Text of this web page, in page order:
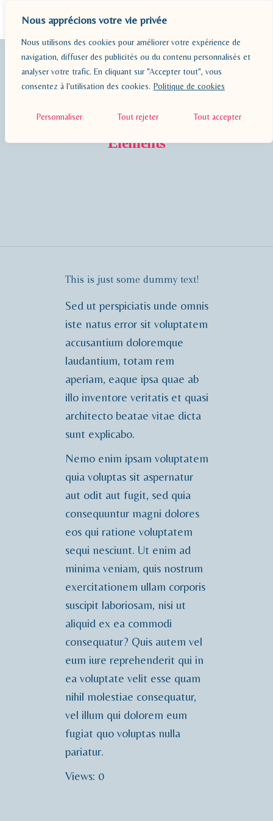
Nous apprécions votre vie privée
Nous utilisons des cookies pour améliorer votre expérience de
navigation, diffuser des publicités ou du contenu personnalisés et
analyser votre trafic. En cliquant sur "Accepter tout", vous
consentez à l'utilisation des cookies. Politique de cookies
Personnaliser Tout rejeter Tout accepter
BLOG
PÉDAGOGIE
A PROPOS
Elements
This is just some dummy text!
Sed ut perspiciatis unde omnis
iste natus error sit voluptatem
accusantium doloremque
laudantium, totam rem
aperiam, eaque ipsa quae ab
illo inventore veritatis et quasi
architecto beatae vitae dicta
sunt explicabo.
Nemo enim ipsam voluptatem
quia voluptas sit aspernatur
aut odit aut fugit, sed quia
consequuntur magni dolores
eos qui ratione voluptatem
sequi nesciunt. Ut enim ad
minima veniam, quis nostrum
exercitationem ullam corporis
suscipit laboriosam, nisi ut
aliquid ex ea commodi
consequatur? Quis autem vel
eum iure reprehenderit qui in
ea voluptate velit esse quam
nihil molestiae consequatur,
vel illum qui dolorem eum
fugiat quo voluptas nulla
pariatur.
Views: 0